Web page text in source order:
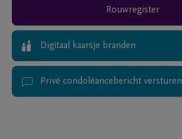
Rouwregister
Digitaal kaarsje branden
Privé condoléancebericht versturen